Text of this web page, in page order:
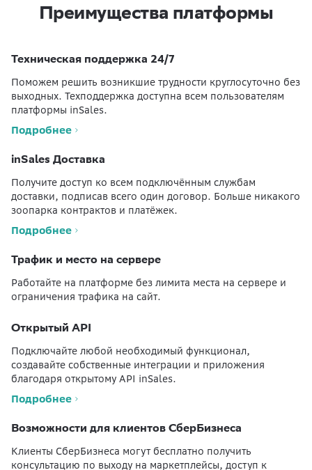
Преимущества платформы
Техническая поддержка 24/7
Поможем решить возникшие трудности круглосуточно без
выходных. Техподдержка доступна всем пользователям
платформы inSales.
Подробнее
inSales Доставка
Получите доступ ко всем подключённым службам
доставки, подписав всего один договор. Больше никакого
зоопарка контрактов и платёжек.
Подробнее
Трафик и место на сервере
Работайте на платформе без лимита места на сервере и
ограничения трафика на сайт.
Открытый API
Подключайте любой необходимый функционал,
создавайте собственные интеграции и приложения
благодаря открытому API inSales.
Подробнее
Возможности для клиентов СберБизнеса
Клиенты СберБизнеса могут бесплатно получить
консультацию по выходу на маркетплейсы, доступ к